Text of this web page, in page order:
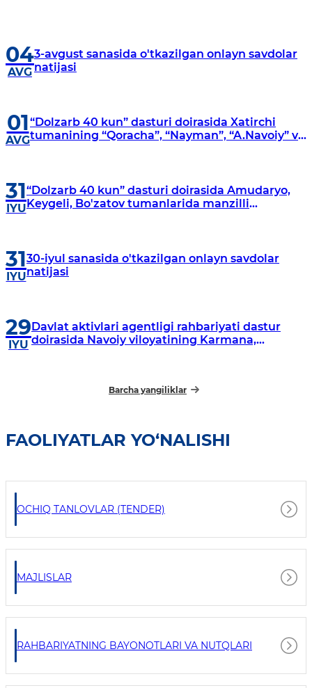
04
AVG
3-avgust sanasida o'tkazilgan onlayn savdolar
natijasi
01
AVG
“Dolzarb 40 kun” dasturi doirasida Xatirchi
tumanining “Qoracha”, “Nayman”, “A.Navoiy” va
31
IYU
“Dolzarb 40 kun” dasturi doirasida Amudaryo,
Keygeli, Bo'zatov tumanlarida manzilli
31
IYU
30-iyul sanasida o'tkazilgan onlayn savdolar
natijasi
29
IYU
Davlat aktivlari agentligi rahbariyati dastur
doirasida Navoiy viloyatining Karmana,
Barcha yangiliklar
FAOLIYATLAR YO‘NALISHI
OCHIQ TANLOVLAR (TENDER)
MAJLISLAR
RAHBARIYATNING BAYONOTLARI VA NUTQLARI